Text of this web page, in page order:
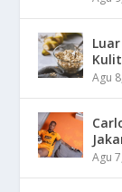
Agu
Agu